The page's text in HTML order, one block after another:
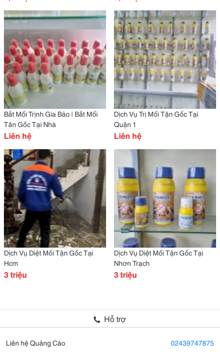
Bắt Mối Trịnh Gia Bảo | Bắt Mối
Tân Gốc Tại Nhà
Liên hệ
Dịch Vụ Trị Mối Tận Gốc Tại
Quận 1
Liên hệ
Dịch Vụ Diệt Mối Tận Gốc Tại
Hcm
3 triệu
Dịch Vụ Diệt Mối Tận Gốc Tại
Nhơn Trạch
3 triệu
Hỗ trợ
Liên hệ Quảng Cáo 02439747875